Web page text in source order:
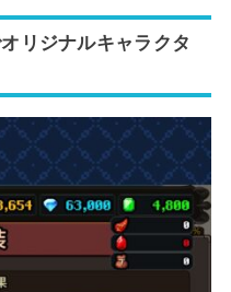
リジナルキャラクタ